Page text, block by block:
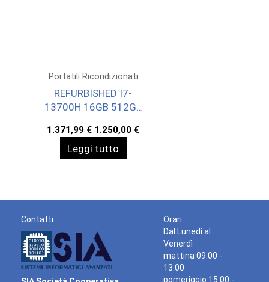
Portatili Ricondizionati
REFURBISHED I7-
13700H 16GB 512GB
1.371,99€ Il
prezzo
originale
era:
1.250,00 €Il
prezzo
Leggi tutto
Contatti
Orari
Dal Lunedì al
Venerdì
mattina 09:00 -
13:00
pomeriggio 15:00 -